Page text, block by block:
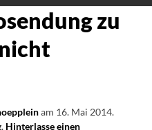
zu
am 16. Mai 2014.
. Hinterlasse einen